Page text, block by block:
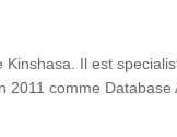
Kinshasa. Il est
comme Database